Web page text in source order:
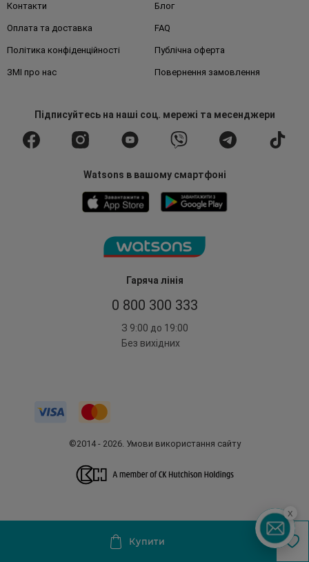
Гаряча лінія
0 800 300 333
З 9:00 до 19:00
Без вихідних
Контакти Блог
Оплата та доставка FAQ
Політика конфіденційності Публічна оферта
ЗМІ про нас Повернення замовлення
Підписуйтесьна наші соц. мережі та месенджери
Watsons в вашому смартфоні
©2014 - 2026. Умови використання сайту
x